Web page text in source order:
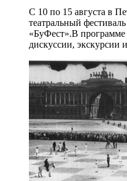
С 10 по 15 августа в
театральный
«БуФест».В программе
дискуссии, экскурсии